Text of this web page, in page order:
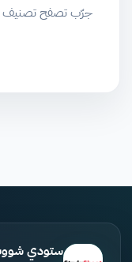
جرّب تصفح تصنيف
ستودي